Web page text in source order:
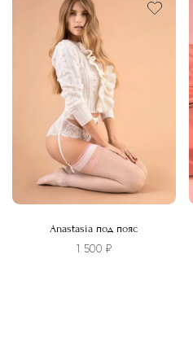
несколько
вариаций.
Опции
можно
выбрать
странице
товара.
Anastasia под пояс
1 500 ₽